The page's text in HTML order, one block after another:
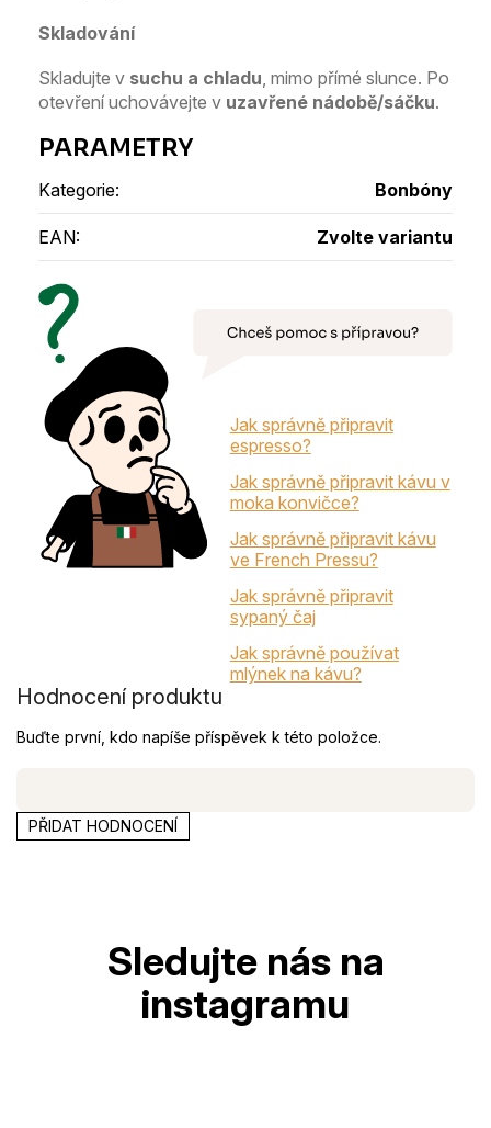
Skladování
Skladujte v suchu a chladu , mimo přímé slunce. Po
otevření uchovávejte v uzavřené nádobě/sáčku.
Kategorie: Bonbóny
EAN: Zvolte variantu
Jak správně připravit
espresso?
Jak správně připravit kávu v
moka konvičce?
Jak správně připravit kávu
ve French Pressu?
Jak správně připravit
sypaný čaj
Jak správně používat
mlýnek na kávu?
Hodnocení produktu
Buďte první, kdo napíše příspěvek k této položce.
PŘIDAT HODNOCENÍ